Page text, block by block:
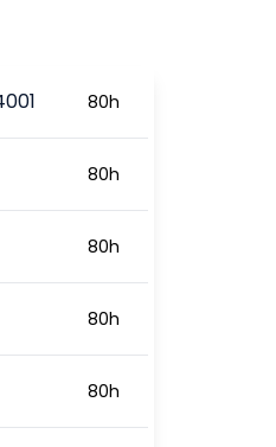
80h
80h
80h
80h
80h